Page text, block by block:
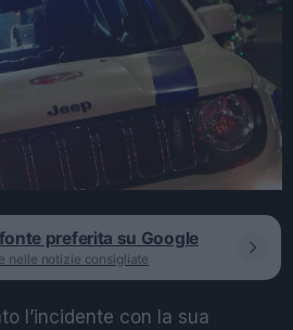
preferita su Google
nelle notizie consigliate
l’incidente con la sua